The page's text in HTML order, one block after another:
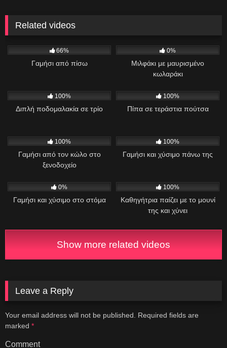
Related videos
66%
Γαμήσι από πίσω
0%
Μιλφάκι με μαυρισμένο
κωλαράκι
100%
Διπλή ποδομαλακία σε τρίο
100%
Πίπα σε τεράστια πούτσα
100%
Γαμήσι από τον κώλο στο
ξενοδοχείο
100%
Γαμήσι και χύσιμο πάνω της
0%
Γαμήσι και χύσιμο στο στόμα
100%
Καθηγήτρια παίζει με το μουνί
της και χύνει
Show more related videos
Leave a Reply
Your email address will not be published.
Required fields are
marked *
Comment